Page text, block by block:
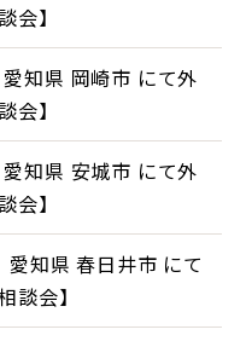
会】
知県 岡崎市 にて外
会】
知県 安城市 にて外
会】
知県 春日井市 にて
談会】